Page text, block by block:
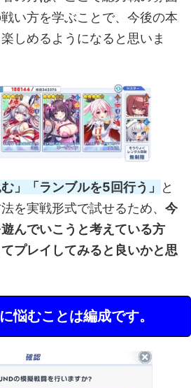
い方を学ぶことで、今後の本
しめるようになると思いま
」「ランブルを5回行う」
と
を実戦形式で試せるため、 今
んでいこうと考えている方
プレイしてみると良いかと思
悩むことは編成です。